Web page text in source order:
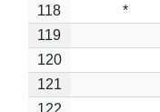
118
*
119
120
121
122